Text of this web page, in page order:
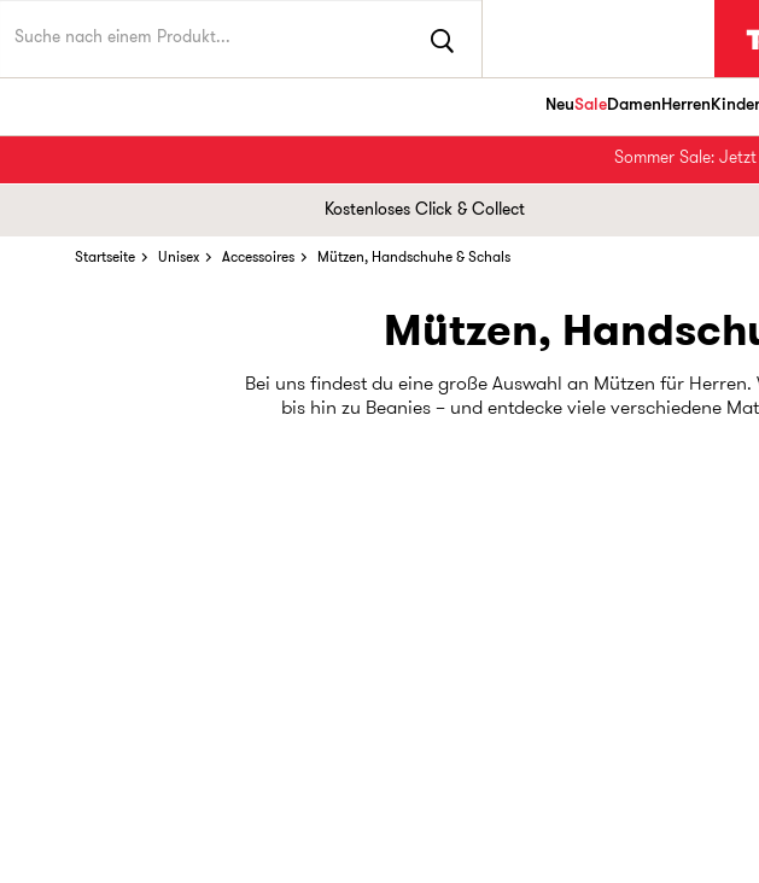
NeuSaleDamenHerren
Sommer Sale:
Kostenloses Click & Collect
Startseite Unisex Accessoires Mützen, Handschuhe & Schals
Mützen,
Bei uns findest du eine große Auswahl an Mützen für
bis hin zu Beanies – und entdecke viele verschiedene
winterlichen Accessoires suchst, solltest du auch einen